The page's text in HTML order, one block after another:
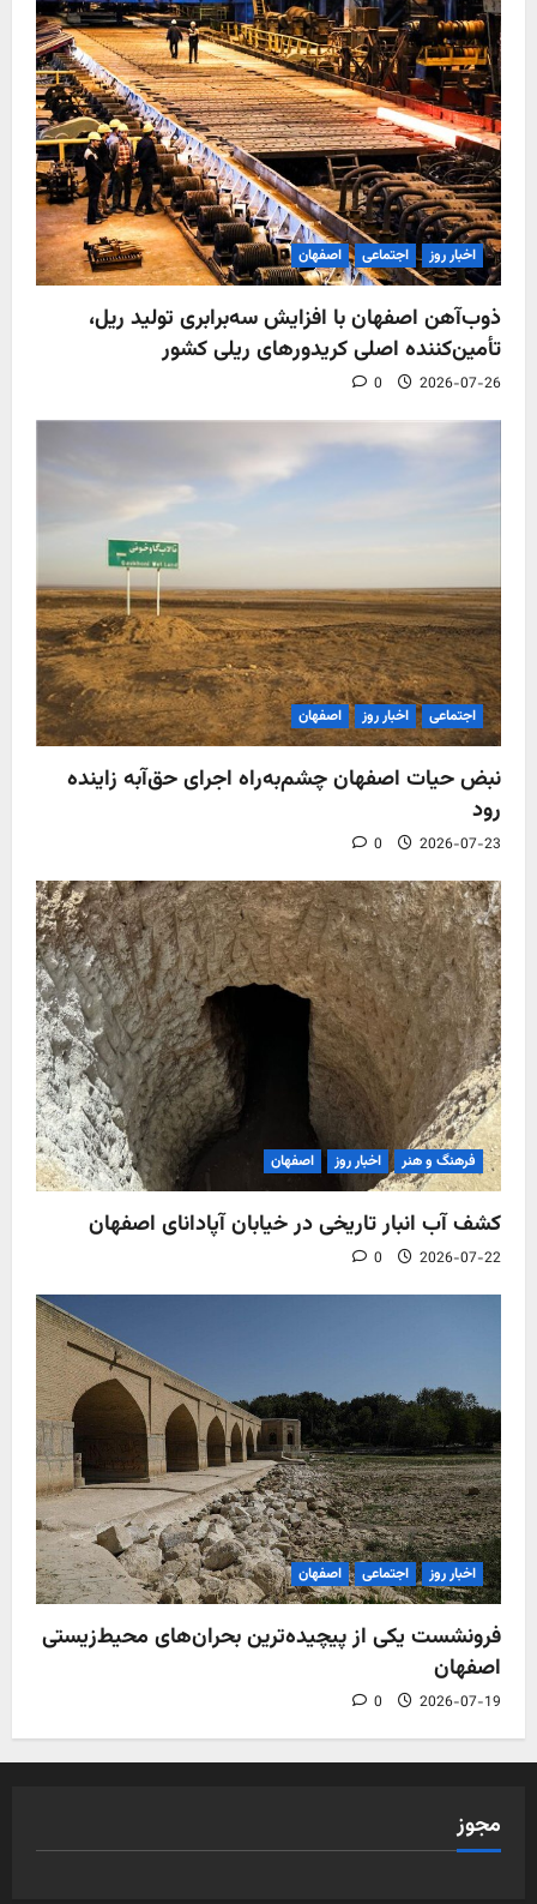
اخبار روز اجتماعی اصفهان
ذوب‌آهن اصفهان با افزایش سه‌برابری تولید ریل،
تأمین‌کننده اصلی کریدورهای ریلی کشور
2026-07-26
0
اجتماعی اخبار روز اصفهان
نبض حیات اصفهان چشم‌به‌راه اجرای حق‌آبه زاینده
رود
2026-07-23
0
فرهنگ و هنر اخبار روز اصفهان
کشف آب‌ انبار تاریخی در خیابان آپادانای اصفهان
2026-07-22
0
اخبار روز اجتماعی اصفهان
فرونشست یکی از پیچیده‌ترین بحران‌های محیط‌زیستی
اصفهان
2026-07-19
0
مجوز